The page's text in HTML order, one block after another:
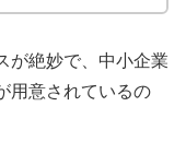
が絶妙で、中小企業
用意されているの